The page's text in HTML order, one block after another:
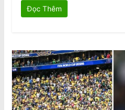
Đọc Thêm